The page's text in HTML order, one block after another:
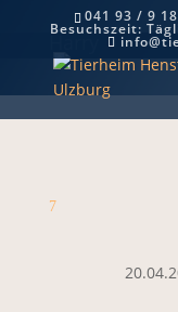
041 93 / 9
Besuchszeit:
Harry
7